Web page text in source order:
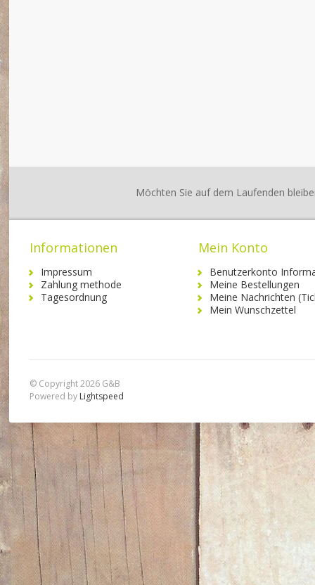
Möchten Sie auf dem Laufenden
Informationen
Impressum
Zahlung methode
Tagesordnung
Mein Konto
Benutzerkonto
Meine Bestellungen
Meine Nachrichten
Mein Wunschzettel
© Copyright 2026 G&B
Powered by Lightspeed